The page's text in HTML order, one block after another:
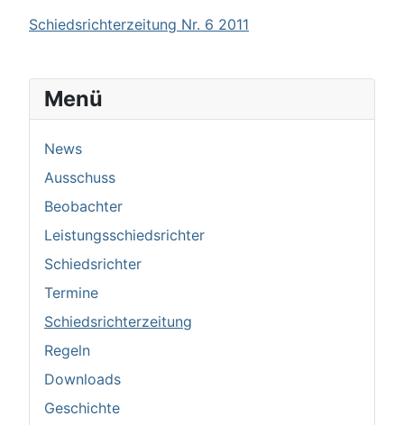
Schiedsrichterzeitung Nr. 6 2011
Menü
News
Ausschuss
Beobachter
Leistungsschiedsrichter
Schiedsrichter
Termine
Schiedsrichterzeitung
Regeln
Downloads
Geschichte